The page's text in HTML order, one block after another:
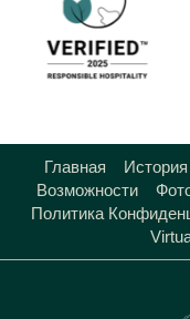
Главная
Возможности
Политика